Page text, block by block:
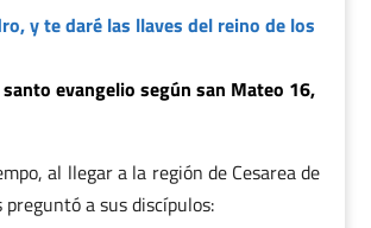
y te daré las llaves del reino de los
evangelio según san Mateo 16,
al llegar a la región de Cesarea de
preguntó a sus discípulos: